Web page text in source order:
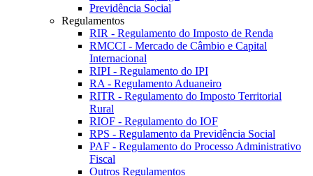
Previdência Social
Regulamentos
RIR - Regulamento do Imposto de Renda
RMCCI - Mercado de Câmbio e Capital
Internacional
RIPI - Regulamento do IPI
RA - Regulamento Aduaneiro
RITR - Regulamento do Imposto Territorial
Rural
RIOF - Regulamento do IOF
RPS - Regulamento da Previdência Social
PAF - Regulamento do Processo Administrativo
Fiscal
Outros Regulamentos